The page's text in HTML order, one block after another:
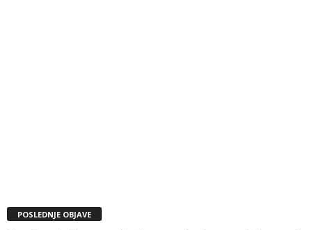
POSLEDNJE OBJAVE